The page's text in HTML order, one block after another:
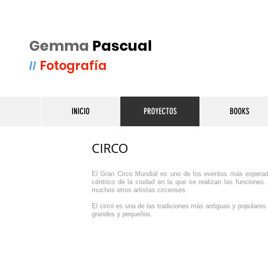
Gemma Pascual
// Fotografía
INICIO PROYECTOS BOOKS
CIRCO
El Gran Circo Mundial es uno de los eventos más
céntrico de la ciudad en la que se realizan las
muchos otros artistas circenses.
El circo es una de las tradiciones más antiguas y
grandes y pequeños.